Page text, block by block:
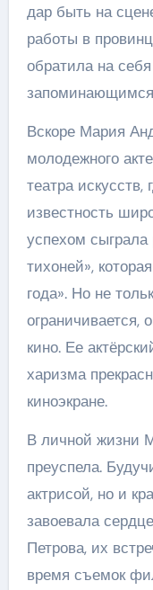
дар быть на
работы в
обратила на
Вскоре Мария
молодежного
театра
известность
успехом
тихоней»,
года». Но не
ограничивается,
кино. Ее
харизма
киноэкране.
В личной жизни
преуспела.
актрисой, но и
завоевала
Петрова, их
время съемок